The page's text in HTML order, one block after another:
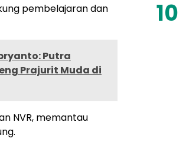
pembelajaran dan
Putra
Prajurit Muda di
NVR, memantau